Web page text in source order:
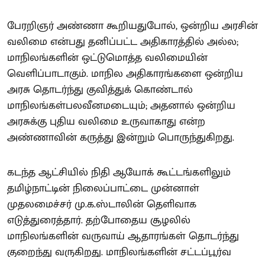
பேரறிஞர் அண்ணா கூறியதுபோல், ஒன்றிய அரசின்
வலிமை என்பது தனிப்பட்ட அதிகாரத்தில் அல்ல;
மாநிலங்களின் ஒட்டுமொத்த வலிமையின்
வெளிப்பாடாகும். மாநில அதிகாரங்களை ஒன்றிய
அரசு தொடர்ந்து குவித்துக் கொண்டால்
மாநிலங்கள்பலவீனமடையும்; அதனால் ஒன்றிய
அரசுக்கு புதிய வலிமை உருவாகாது என்ற
அண்ணாவின் கருத்து இன்றும் பொருந்துகிறது.
கடந்த ஆட்சியில் நிதி ஆயோக் கூட்டங்களிலும்
தமிழ்நாட்டின் நிலைப்பாட்டை முன்னாள்
முதலமைச்சர் மு.க.ஸ்டாலின் தெளிவாக
எடுத்துரைத்தார். தற்போதைய சூழலில்
மாநிலங்களின் வருவாய் ஆதாரங்கள் தொடர்ந்து
குறைந்து வருகிறது. மாநிலங்களின் சட்டப்பூர்வ